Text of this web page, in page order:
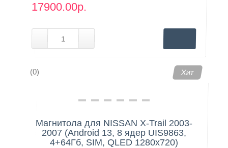
17900.00р.
(0) Хит
Магнитола для NISSAN X-Trail 2003-
2007 (Android 13, 8 ядер UIS9863,
4+64Гб, SIM, QLED 1280x720)